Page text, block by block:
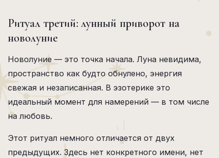
Ритуал третий: лунный приворот на
новолуние
Новолуние — это точка начала. Луна невидима,
пространство как будто обнулено, энергия
свежая и незаписанная. В эзотерике это
идеальный момент для намерений — в том числе
на любовь.
Этот ритуал немного отличается от двух
предыдущих. Здесь нет конкретного имени, нет